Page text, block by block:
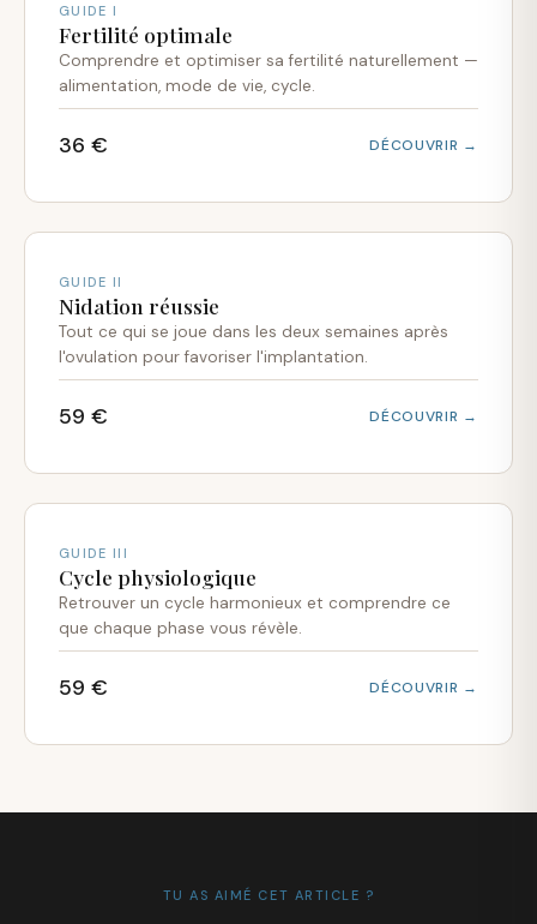
GUIDE I
Fertilité optimale
Comprendre et optimiser sa fertilité naturellement —
alimentation, mode de vie, cycle.
36 € DÉCOUVRIR →
GUIDE II
Nidation réussie
Tout ce qui se joue dans les deux semaines après
l'ovulation pour favoriser l'implantation.
59 € DÉCOUVRIR →
GUIDE III
Cycle physiologique
Retrouver un cycle harmonieux et comprendre ce
que chaque phase vous révèle.
59 € DÉCOUVRIR →
TU AS AIMÉ CET ARTICLE ?